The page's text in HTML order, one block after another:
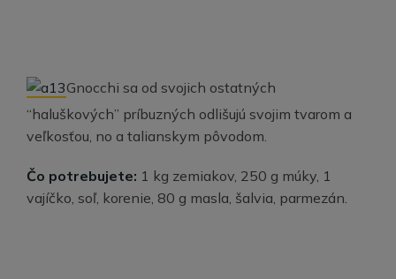
Gnocchi sa od svojich ostatných
“haluškových” príbuzných odlišujú svojim tvarom a
veľkosťou, no a talianskym pôvodom.
Čo potrebujete: 1 kg zemiakov, 250 g múky, 1
vajíčko, soľ, korenie, 80 g masla, šalvia, parmezán.